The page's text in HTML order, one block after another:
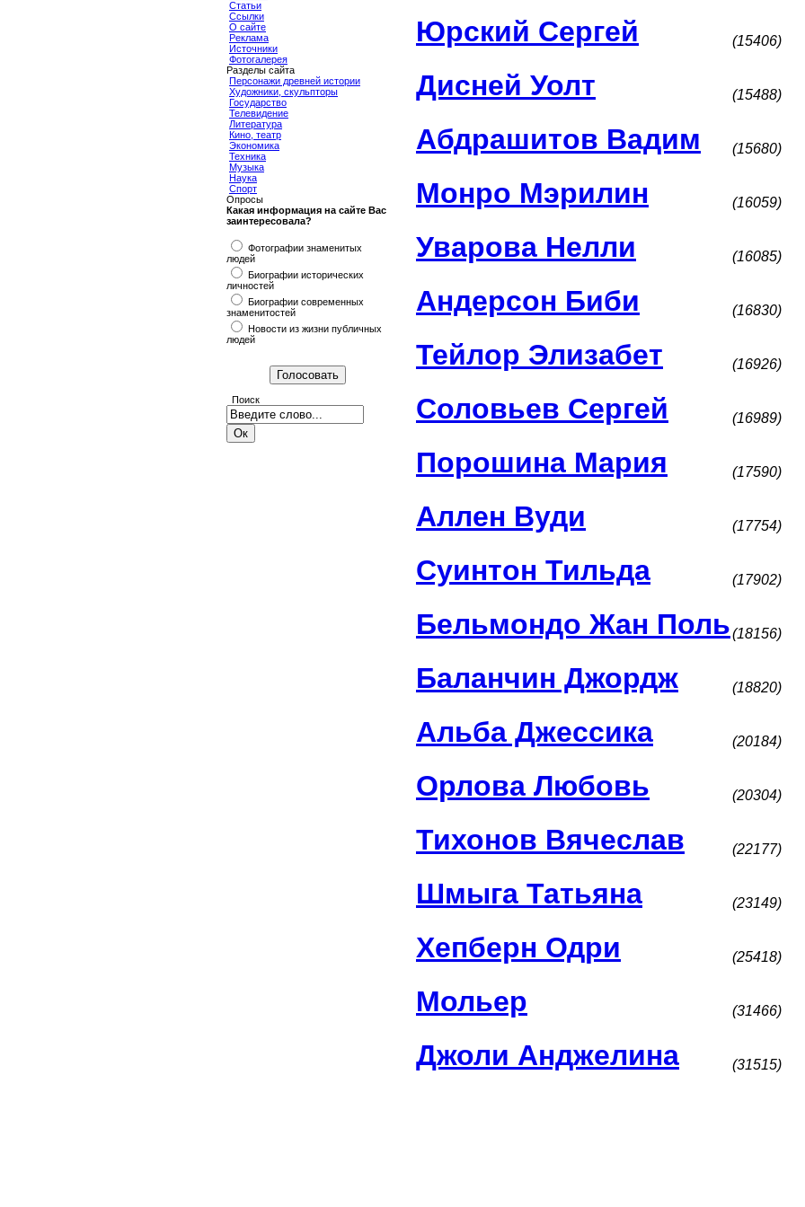
Статьи
Ссылки
О сайте
Реклама
Источники
Фотогалерея
Разделы сайта
Персонажи древней истории
Художники, скульпторы
Государство
Телевидение
Литература
Кино, театр
Экономика
Техника
Музыка
Наука
Спорт
Опросы
Какая информация на сайте Вас
заинтересовала?
Фотографии знаменитых
людей
Биографии исторических
личностей
Биографии современных
знаменитостей
Новости из жизни публичных
людей
Поиск
Юрский Сергей (15406)
Дисней Уолт (15488)
Абдрашитов Вадим (15680)
Монро Мэрилин (16059)
Уварова Нелли (16085)
Андерсон Биби (16830)
Тейлор Элизабет (16926)
Соловьев Сергей (16989)
Порошина Мария (17590)
Аллен Вуди (17754)
Суинтон Тильда (17902)
Бельмондо Жан Поль(18156)
Баланчин Джордж (18820)
Альба Джессика (20184)
Орлова Любовь (20304)
Тихонов Вячеслав (22177)
Шмыга Татьяна (23149)
Хепберн Одри (25418)
Мольер (31466)
Джоли Анджелина (31515)